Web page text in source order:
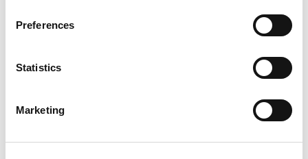
Preferences
Statistics
Marketing
verschlimmern, bieten neue Technologien saubere und
drastisch verringern, wenn Konsumenten beides tun:
alte Geräte ersetzen und ausschließlich trockenes Holz